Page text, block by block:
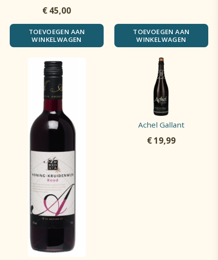
€ 45,00
TOEVOEGEN AAN
WINKELWAGEN
TOEVOEGEN AAN
WINKELWAGEN
Achel Gallant
€19,99